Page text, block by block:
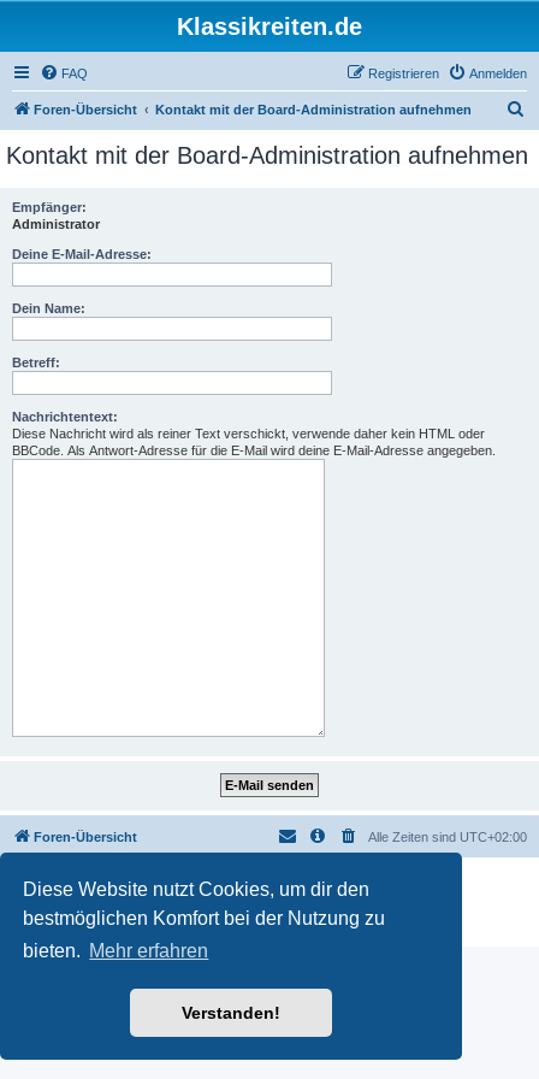
Diese Website nutzt Cookies, um dir den
bestmöglichen Komfort bei der Nutzung zu
bieten. Mehr erfahren
Verstanden!
Klassikreiten.de
FAQ Anmelden
Registrieren
Foren-Übersicht Kontakt mit der Board-Administration aufnehmen
c
Kontakt mit der Board-Administration aufnehmen
Empfänger:
Administrator
Deine E-Mail-Adresse:
Dein Name:
Betreff:
Nachrichtentext:
Diese Nachricht wird als reiner Text verschickt, verwende daher kein HTML oder
BBCode. Als Antwort-Adresse für die E-Mail wird deine E-Mail-Adresse angegeben.
Foren-Übersicht Alle Zeiten sind UTC+02:00
Powered by phpBB
® Forum Software © phpBB Limited
Deutsche Übersetzung durch
Datenschutz|Nutzungsbedingungen